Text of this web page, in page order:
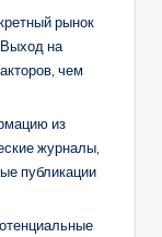
рынок
Выход на
чем
из
журналы,
публикации